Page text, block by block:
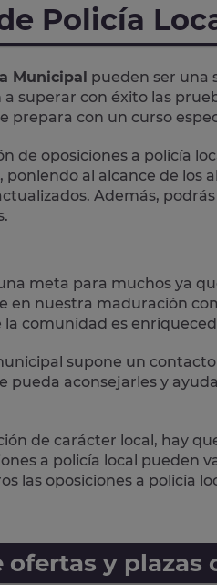
Policía
Municipal pueden ser una
superar con éxito las
prepara con un curso
de oposiciones a policía
poniendo al alcance de
Además, podrás
.
meta para muchos ya
en nuestra maduración
comunidad es
supone un
pueda aconsejarles y
de carácter local, hay
a policía local pueden
las oposiciones a policía
ofertas y plazas